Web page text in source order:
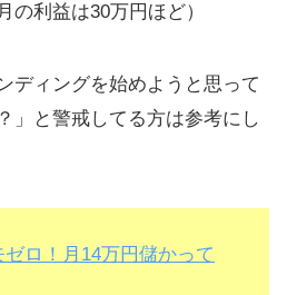
の利益は30万円ほど）
ディングを始めようと思って
」と警戒してる方は参考にし
ロ！月14万円儲かって